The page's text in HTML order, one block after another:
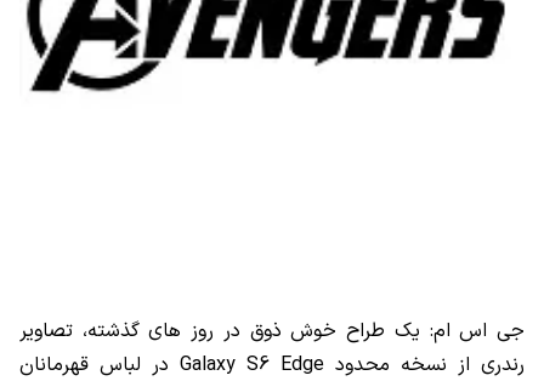
جی اس ام: یک طراح خوش ذوق در روز های گذشته، تصاویر
رندری از نسخه محدود Galaxy S6 Edge در لباس قهرمانان